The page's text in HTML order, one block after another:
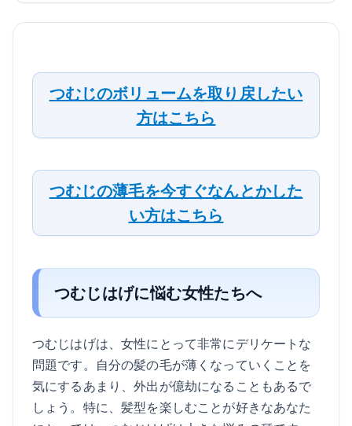
つむじのボリュームを取り戻したい
方はこちら
つむじの薄毛を今すぐなんとかした
い方はこちら
つむじはげに悩む女性たちへ
つむじはげは、女性にとって非常にデリケートな
問題です。自分の髪の毛が薄くなっていくことを
気にするあまり、外出が億劫になることもあるで
しょう。特に、髪型を楽しむことが好きなあなた